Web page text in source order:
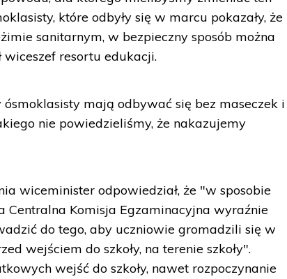
które odbyły się w marcu pokazały, że
sanitarnym, w bezpieczny sposób można
resortu edukacji.
mają odbywać się bez maseczek i
nie powiedzieliśmy, że nakazujemy
wiceminister odpowiedział, że "w sposobie
Centralna Komisja Egzaminacyjna wyraźnie
do tego, aby uczniowie gromadzili się w
wejściem do szkoły, na terenie szkoły".
wejść do szkoły, nawet rozpoczynanie